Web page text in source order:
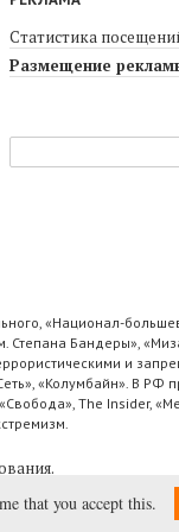
Статистика
Размещение
«Национал-
Степана Бандеры»,
и
«Колумбайн». В РФ
The Insider,
.
that you accept this.